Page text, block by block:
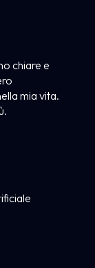
chiare e
mia vita.